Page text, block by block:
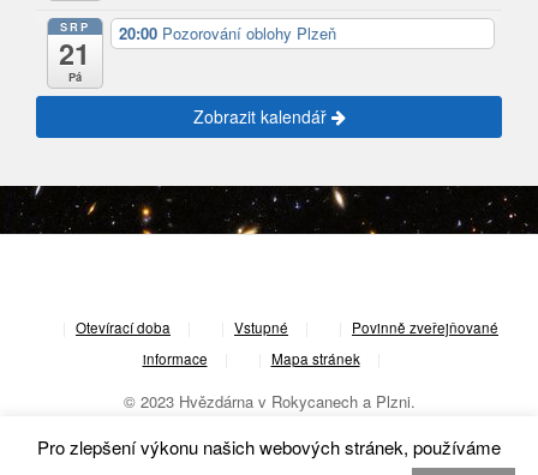
SRP
21
Pá
20:00 Pozorování oblohy Plzeň
Zobrazit kalendář
Otevírací doba Vstupné
Povinně zveřejňované
informace
Mapa stránek
© 2023 Hvězdárna v Rokycanech a Plzni.
Pro zlepšení výkonu našich webových stránek, používáme